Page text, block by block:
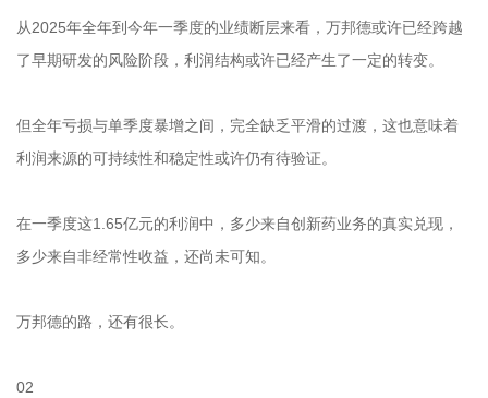
从2025年全年到今年一季度的业绩断层来看，万邦德或许已经跨越
了早期研发的风险阶段，利润结构或许已经产生了一定的转变。
但全年亏损与单季度暴增之间，完全缺乏平滑的过渡，这也意味着
利润来源的可持续性和稳定性或许仍有待验证。
在一季度这1.65亿元的利润中，多少来自创新药业务的真实兑现，
多少来自非经常性收益，还尚未可知。
万邦德的路，还有很长。
02